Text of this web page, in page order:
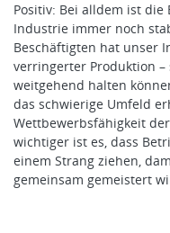
Positiv: Bei alldem ist
Industrie immer noch
Beschäftigten hat unser
verringerter Produktion
weitgehend halten
das schwierige Umfeld
Wettbewerbsfähigkeit
wichtiger ist es, dass
einem Strang ziehen,
gemeinsam gemeistert